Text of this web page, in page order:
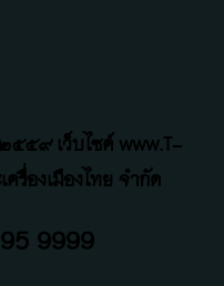
๕๕๙ เว็บไซค์ www.T-
รื่องเมืองไทย จำกัด
9999